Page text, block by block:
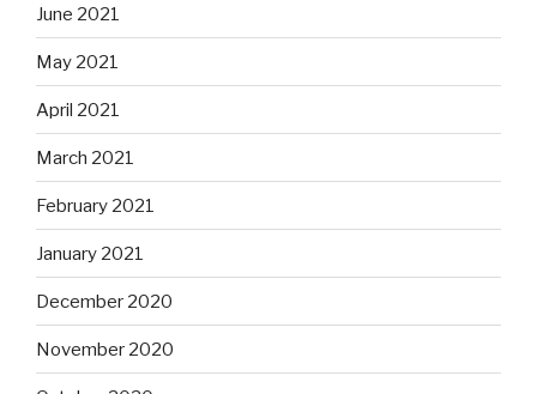
June 2021
May 2021
April 2021
March 2021
February 2021
January 2021
December 2020
November 2020